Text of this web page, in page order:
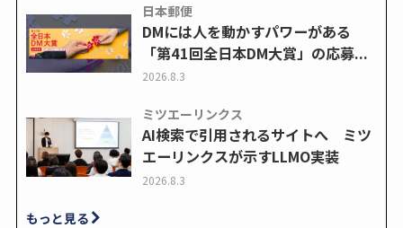
日本郵便
DMには人を動かすパワーがある
「第41回全日本DM大賞」の応募...
2026.8.3
ミツエーリンクス
AI検索で引用されるサイトへ ミツ
エーリンクスが示すLLMO実装
2026.8.3
もっと見る